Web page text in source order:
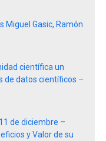
Miguel Gasic, Ramón
científica un
de datos científicos –
de diciembre –
y Valor de su